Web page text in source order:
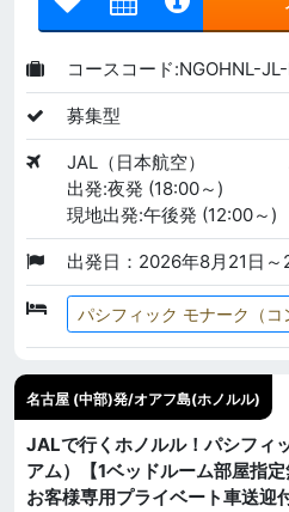
コースコード:NGOHNL-
募集型
JAL（日本航空）
出発:夜発 (18:00～)
現地出発:午後発 (12:00～)
出発日：2026年8月21日～
パシフィック モナーク（コ
名古屋 (中部)発/オアフ島(ホノルル)
JALで行くホノルル！パシフィ
アム）【1ベッドルーム部屋指
お客様専用プライベート車送迎